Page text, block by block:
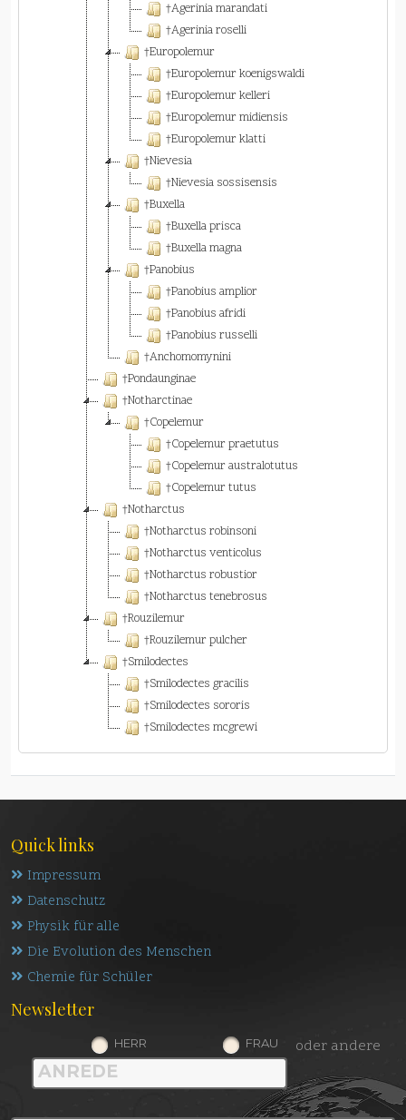
†Agerinia marandati
†Agerinia roselli
†Europolemur
†Europolemur koenigswaldi
†Europolemur kelleri
†Europolemur midiensis
†Europolemur klatti
†Nievesia
†Nievesia sossisensis
†Buxella
†Buxella prisca
†Buxella magna
†Panobius
†Panobius amplior
†Panobius afridi
†Panobius russelli
†Anchomomynini
†Pondaunginae
†Notharctinae
†Copelemur
†Copelemur praetutus
†Copelemur australotutus
†Copelemur tutus
†Notharctus
†Notharctus robinsoni
†Notharctus venticolus
†Notharctus robustior
†Notharctus tenebrosus
†Rouzilemur
†Rouzilemur pulcher
†Smilodectes
†Smilodectes gracilis
†Smilodectes sororis
†Smilodectes mcgrewi
Quick links
Impressum
Datenschutz
Physik für alle
Die Evolution des Menschen
Chemie für Schüler
Newsletter
HERR FRAU oder andere